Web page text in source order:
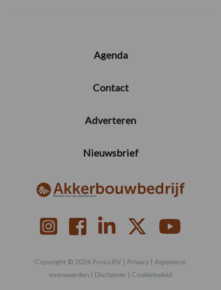
Agenda
Contact
Adverteren
Nieuwsbrief
Copyright © 2026 Prosu BV | Privacy | Algemene
voorwaarden | Disclaimer | Cookiebeleid